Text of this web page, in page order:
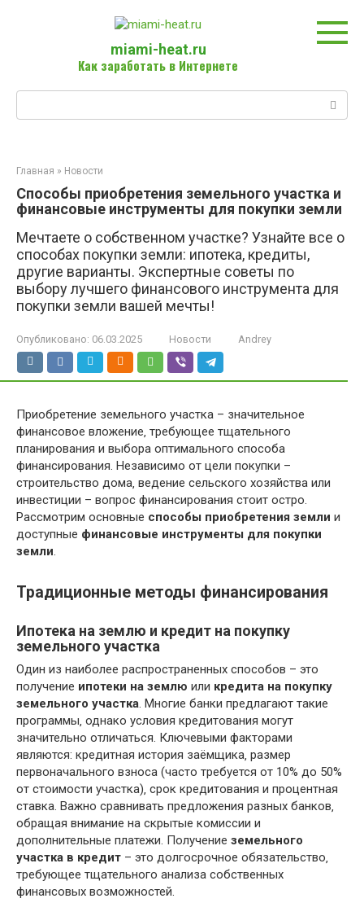
miami-heat.ru
Как заработать в Интернете
Главная » Новости
Способы приобретения земельного участка и
финансовые инструменты для покупки земли
Мечтаете о собственном участке? Узнайте все о
способах покупки земли: ипотека, кредиты,
другие варианты. Экспертные советы по
выбору лучшего финансового инструмента для
покупки земли вашей мечты!
Опубликовано: 06.03.2025 Новости Andrey
Приобретение земельного участка – значительное
финансовое вложение‚ требующее тщательного
планирования и выбора оптимального способа
финансирования. Независимо от цели покупки –
строительство дома‚ ведение сельского хозяйства или
инвестиции – вопрос финансирования стоит остро.
Рассмотрим основные способы приобретения земли и
доступные финансовые инструменты для покупки
земли.
Традиционные методы финансирования
Ипотека на землю и кредит на покупку
земельного участка
Один из наиболее распространенных способов – это
получение ипотеки на землю или кредита на покупку
земельного участка. Многие банки предлагают такие
программы‚ однако условия кредитования могут
значительно отличаться. Ключевыми факторами
являются: кредитная история заёмщика‚ размер
первоначального взноса (часто требуется от 10% до 50%
от стоимости участка)‚ срок кредитования и процентная
ставка. Важно сравнивать предложения разных банков‚
обращая внимание на скрытые комиссии и
дополнительные платежи. Получение земельного
участка в кредит – это долгосрочное обязательство‚
требующее тщательного анализа собственных
финансовых возможностей.